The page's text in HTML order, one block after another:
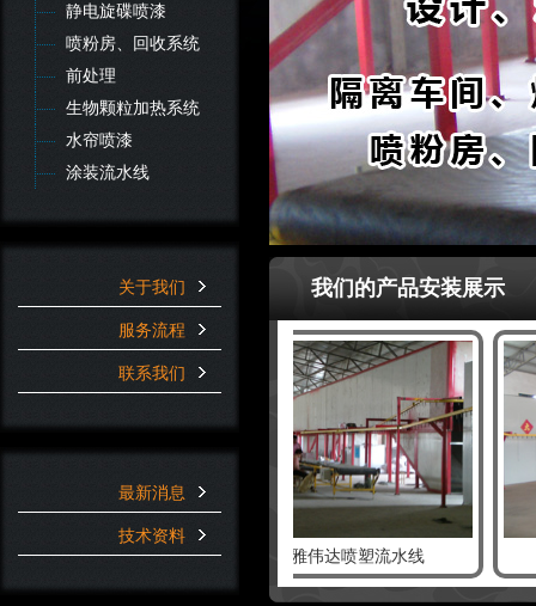
静电旋碟喷漆
喷粉房、回收系统
前处理
生物颗粒加热系统
水帘喷漆
涂装流水线
关于我们
服务流程
联系我们
最新消息
技术资料
我们的产品安装展示
沂分分司 广州雅伟达喷塑流水线